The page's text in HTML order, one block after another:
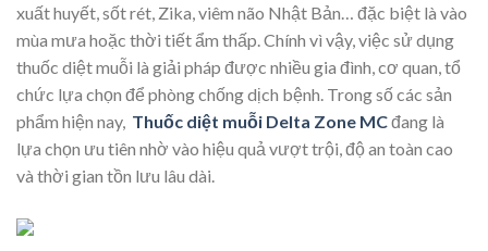
xuất huyết, sốt rét, Zika, viêm não Nhật Bản… đặc biệt là vào
mùa mưa hoặc thời tiết ẩm thấp. Chính vì vậy, việc sử dụng
thuốc diệt muỗi là giải pháp được nhiều gia đình, cơ quan, tổ
chức lựa chọn để phòng chống dịch bệnh. Trong số các sản
phẩm hiện nay, Thuốc diệt muỗi Delta Zone MCđang là
lựa chọn ưu tiên nhờ vào hiệu quả vượt trội, độ an toàn cao
và thời gian tồn lưu lâu dài.